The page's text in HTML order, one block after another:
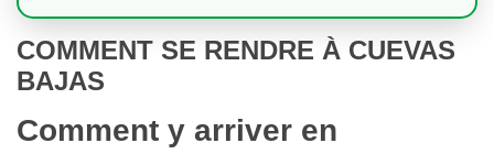
COMMENT SE RENDRE À CUEVAS
BAJAS
Comment y arriver en